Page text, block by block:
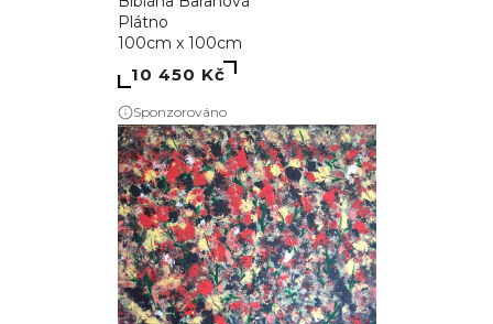
Plátno
100cm x 100cm
10 450 Kč
Sponzorováno